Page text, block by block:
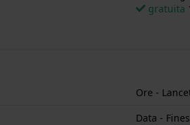
gratuita
Ore -
Data -